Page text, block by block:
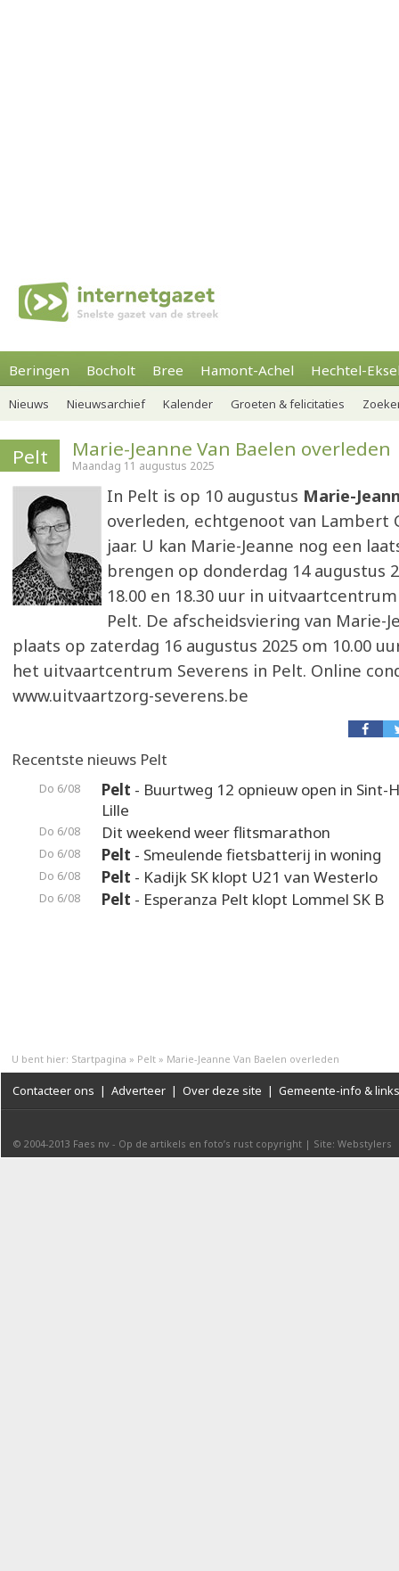
Beringen Bocholt Bree Hamont-Achel Hechtel-
Nieuws Nieuwsarchief Kalender Groeten & felicitaties
Pelt Marie-Jeanne Van Baelen overleden
Maandag 11 augustus 2025
In Pelt is op 10 augustus Marie-
overleden, echtgenoot van Lambert
jaar. U kan Marie-Jeanne nog een
brengen op donderdag 14 augustus
18.00 en 18.30 uur in
Pelt. De afscheidsviering van Marie-
plaats op zaterdag 16 augustus 2025 om 10.00
het uitvaartcentrum Severens in Pelt. Online
www.uitvaartzorg-severens.be
Recentste nieuws Pelt
Do 6/08 Pelt - Buurtweg 12 opnieuw open in Sint-
Lille
Do 6/08 Dit weekend weer flitsmarathon
Do 6/08 Pelt - Smeulende fietsbatterij in woning
Do 6/08 Pelt - Kadijk SK klopt U21 van Westerlo
Do 6/08 Pelt - Esperanza Pelt klopt Lommel SK B
U bent hier: Startpagina » Pelt » Marie-Jeanne Van Baelen overleden
Contacteer ons | Adverteer | Over deze site | Gemeente-info & links
© 2004-2013 Faes nv - Op de artikels en foto’s rust copyright | Site: Webstylers